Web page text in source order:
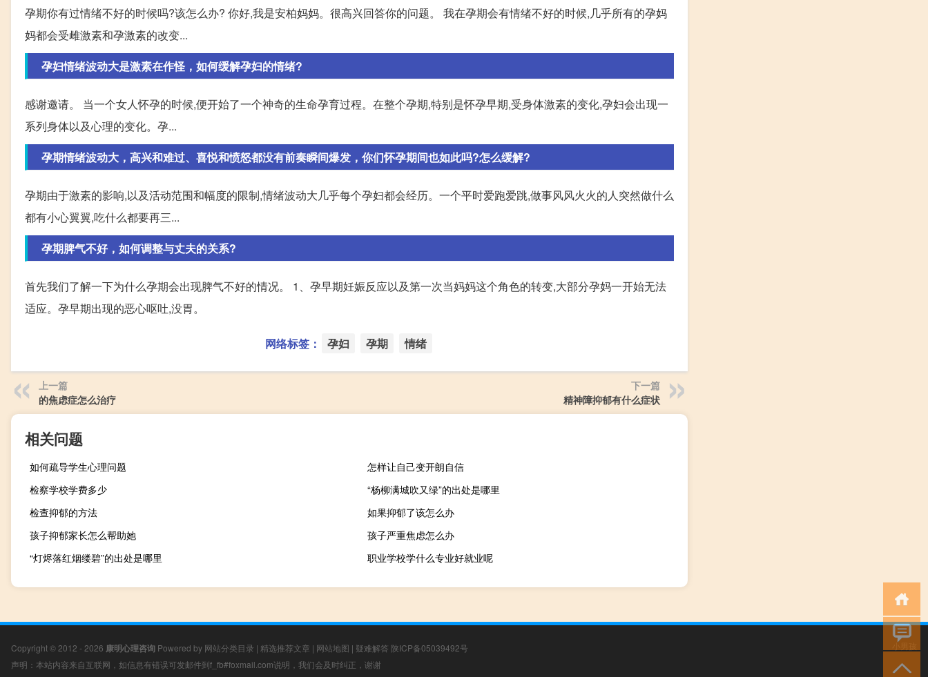
孕期你有过情绪不好的时候吗?该怎么办? 你好,我是安柏妈妈。很高兴回答你的问题。 我在孕期会有情绪不好的时候,几乎所有的孕妈
妈都会受雌激素和孕激素的改变...
孕妇情绪波动大是激素在作怪，如何缓解孕妇的情绪?
感谢邀请。 当一个女人怀孕的时候,便开始了一个神奇的生命孕育过程。在整个孕期,特别是怀孕早期,受身体激素的变化,孕妇会出现一
系列身体以及心理的变化。孕...
孕期情绪波动大，高兴和难过、喜悦和愤怒都没有前奏瞬间爆发，你们怀孕期间也如此吗?怎么缓解?
孕期由于激素的影响,以及活动范围和幅度的限制,情绪波动大几乎每个孕妇都会经历。一个平时爱跑爱跳,做事风风火火的人突然做什么
都有小心翼翼,吃什么都要再三...
孕期脾气不好，如何调整与丈夫的关系?
首先我们了解一下为什么孕期会出现脾气不好的情况。 1、孕早期妊娠反应以及第一次当妈妈这个角色的转变,大部分孕妈一开始无法
适应。孕早期出现的恶心呕吐,没胃。
网络标签： 孕妇 孕期 情绪
上一篇
的焦虑症怎么治疗
下一篇
精神障抑郁有什么症状
相关问题
如何疏导学生心理问题
怎样让自己变开朗自信
检察学校学费多少
“杨柳满城吹又绿”的出处是哪里
检查抑郁的方法
如果抑郁了该怎么办
孩子抑郁家长怎么帮助她
孩子严重焦虑怎么办
“灯烬落红烟缕碧”的出处是哪里
职业学校学什么专业好就业呢
Copyright © 2012 - 2026 康明心理咨询 Powered by 网站分类目录 | 精选推荐文章 | 网站地图 | 疑难解答 陕ICP备05039492号
声明：本站内容来自互联网，如信息有错误可发邮件到f_fb#foxmail.com说明，我们会及时纠正，谢谢
小男孩